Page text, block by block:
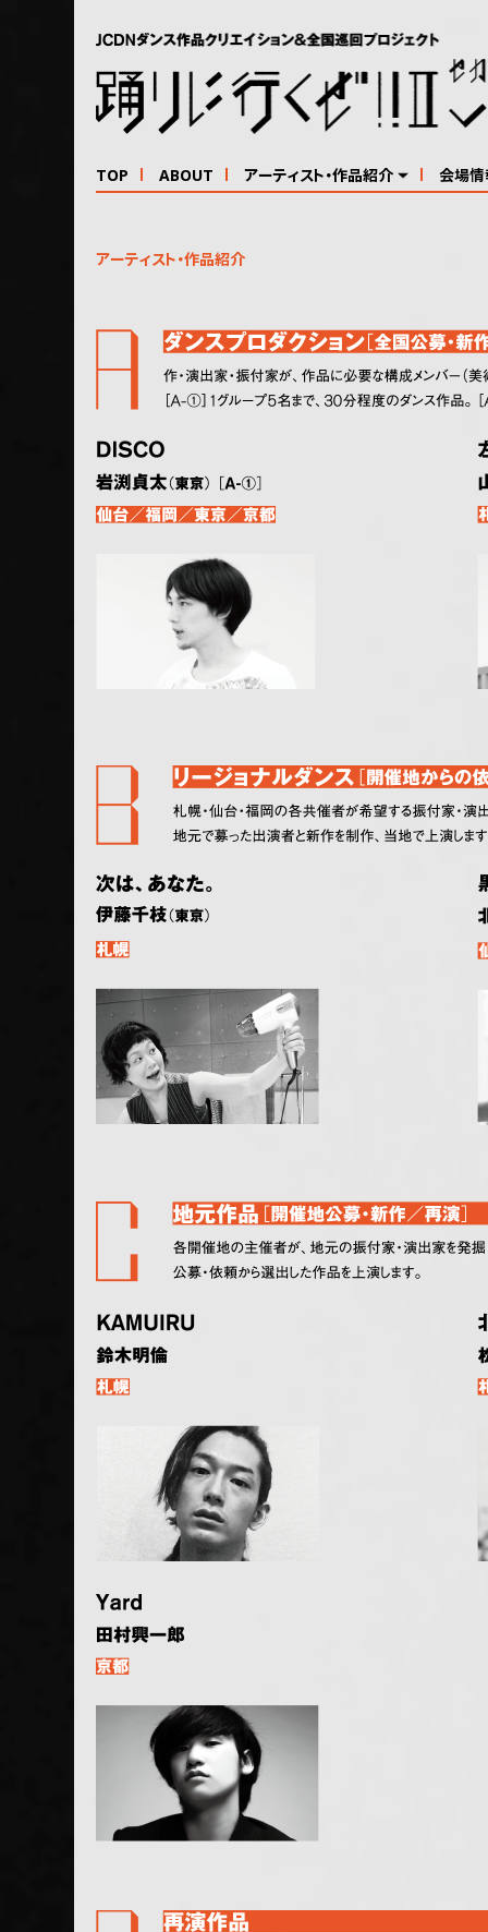
TOP ABOUT アーティスト・作品紹介 会場情
アーティスト・作品紹介